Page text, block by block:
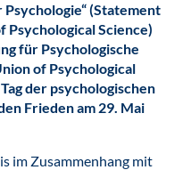
(Statement
Psychological Science)
für Psychologische
of Psychological
der psychologischen
Frieden am 29. Mai
im Zusammenhang mit